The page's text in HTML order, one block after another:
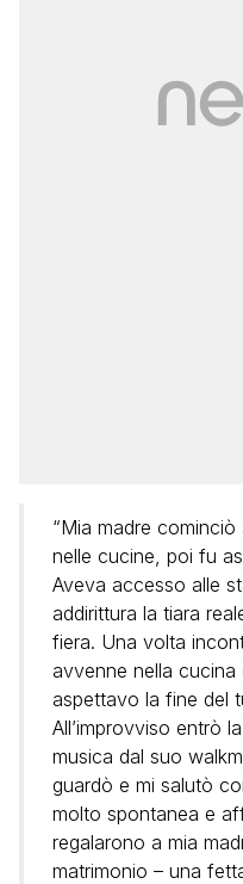
“Mia madre
nelle cucine, poi fu
Aveva accesso alle
addirittura la tiara
fiera. Una volta
avvenne nella
aspettavo la fine del
All’improvviso entrò
musica dal suo
guardò e mi salutò
molto spontanea e
regalarono a mia
matrimonio – una